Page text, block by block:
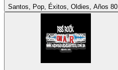
Santos, Pop, Éxitos, Oldies, Años 80